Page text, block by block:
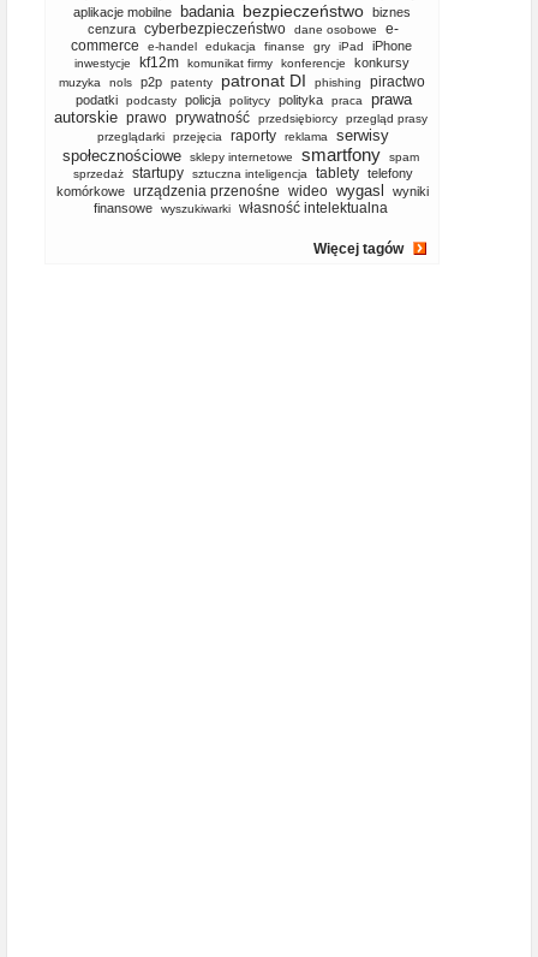
aplikacje mobilne badania bezpieczeństwo biznes
cenzura cyberbezpieczeństwo dane osobowe
e-
commerce
e-handel edukacja finanse gry iPad iPhone
inwestycje kf12m komunikat firmy konferencje konkursy
muzyka nols p2p patenty patronat DI phishing piractwo
podatki podcasty policja politycy polityka praca
prawa
autorskie prawo prywatność przedsiębiorcy
przegląd prasy
przeglądarki
przejęcia raporty reklama
serwisy
społecznościowe
sklepy internetowe smartfony
spam
sprzedaż
startupy sztuczna inteligencja tablety telefony
komórkowe
urządzenia przenośne wideo wygasl
wyniki
finansowe
wyszukiwarki własność intelektualna
Więcej tagów